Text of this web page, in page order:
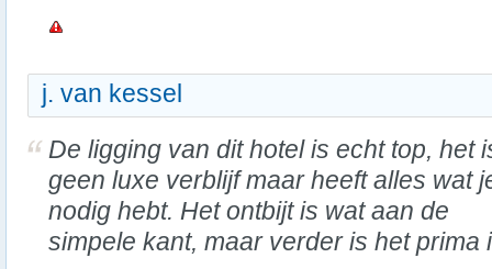
j. van kessel
De ligging van dit hotel is echt top, het
geen luxe verblijf maar heeft alles wat
nodig hebt. Het ontbijt is wat aan de
simpele kant, maar verder is het prima